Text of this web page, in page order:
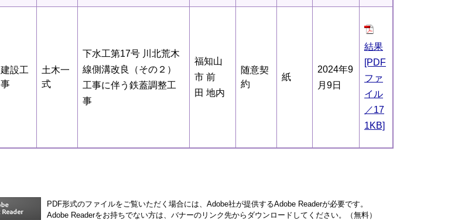
建設工
事
土木一
式
下水工第17号 川北荒木
線側溝改良（その２）
工事に伴う鉄蓋調整工
事
福知山
市 前
田 地内
随意契
約
紙
2024年9
月9日
結果
[PDF
ファ
イル
／17
1KB]
PDF形式のファイルをご覧いただく場合には、Adobe社が提供するAdobe Readerが必要です。
Adobe Readerをお持ちでない方は、バナーのリンク先からダウンロードしてください。（無料）